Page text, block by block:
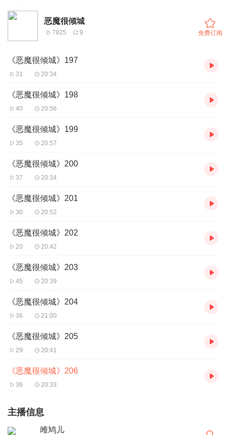
恶魔很倾城
7825 9 免费订阅
《恶魔很倾城》197
31 20:34
《恶魔很倾城》198
40 20:56
《恶魔很倾城》199
35 20:57
《恶魔很倾城》200
37 20:34
《恶魔很倾城》201
30 20:52
《恶魔很倾城》202
20 20:42
《恶魔很倾城》203
45 20:39
《恶魔很倾城》204
36 21:00
《恶魔很倾城》205
29 20:41
《恶魔很倾城》206
36 20:33
主播信息
雎鸠儿